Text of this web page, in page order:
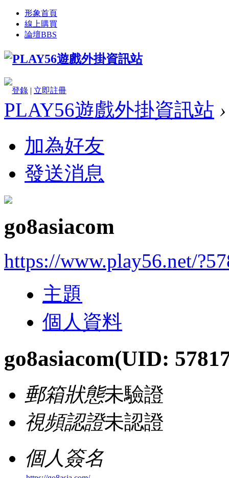
形象首頁
線上購買
論壇BBS
登錄 | 立即註冊
PLAY56遊戲外掛資訊站 ›
加為好友
發送消息
go8asiacom
https://www.play56.net/
主題
個人資料
go8asiacom(UID:
郵箱狀態未驗證
視頻認證未認證
個人簽名